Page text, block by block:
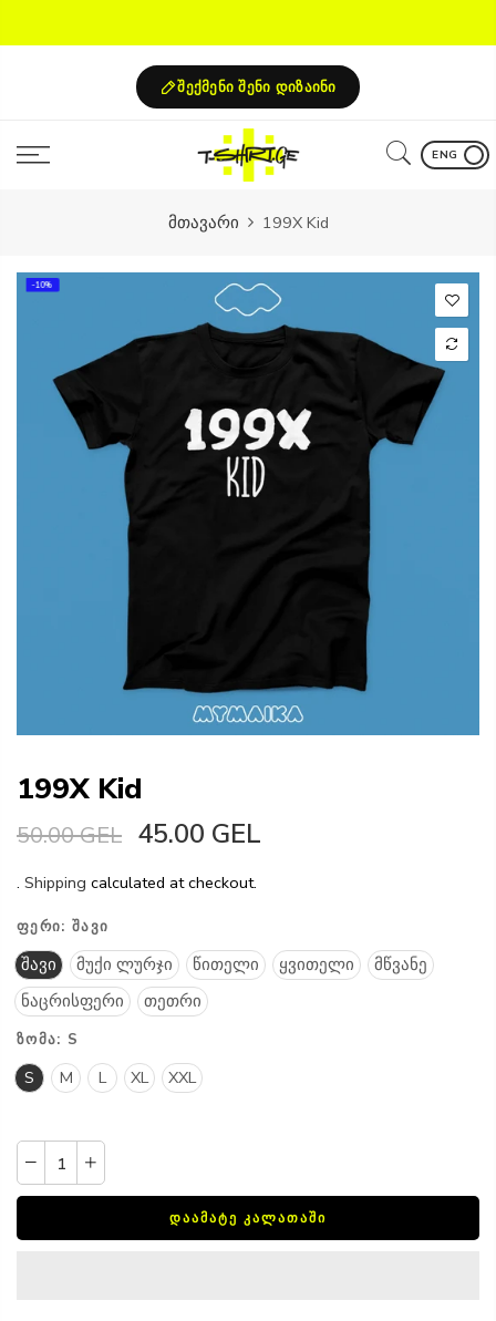
შექმენი შენი დიზაინი
ENG
მთავარი 199X Kid
-10%
199X Kid
50.00 GEL 45.00 GEL
. Shipping calculated at checkout.
ᲤᲔᲠᲘ: ᲨᲐᲕᲘ
შავი მუქი ლურჯი წითელი ყვითელი
მწვანე
ნაცრისფერი
თეთრი
ᲖᲝᲛᲐ: S
S M L XL XXL
ᲓᲐᲐᲛᲐᲢᲔ ᲙᲐᲚᲐᲗᲐᲨᲘ